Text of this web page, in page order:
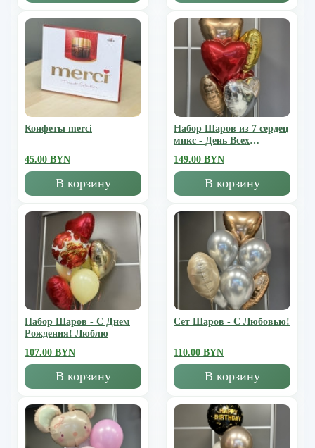
Конфеты merci
45.00 BYN
В корзину
Набор Шаров из 7 сердец
микс - День Всех
Влюбленных
149.00 BYN
В корзину
Набор Шаров - С Днем
Рождения! Люблю
107.00 BYN
В корзину
Сет Шаров - С Любовью!
110.00 BYN
В корзину